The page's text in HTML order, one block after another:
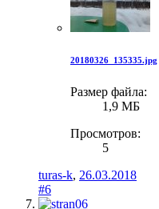
20180326_135335.jpg
Размер файла:
1,9 МБ
Просмотров:
5
turas-k, 26.03.2018
#6